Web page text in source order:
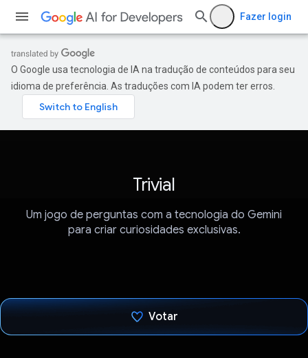
Fazer login
O Google usa tecnologia de IA na tradução de conteúdos para seu
idioma de preferência. As traduções com IA podem ter erros.
Trivial
Um jogo de perguntas com a tecnologia do Gemini
para criar curiosidades exclusivas.
Votar